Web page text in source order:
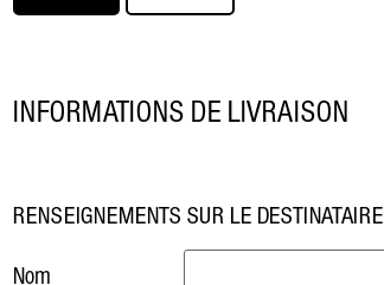
INFORMATIONS DE LIVRAISON
RENSEIGNEMENTS SUR LE DESTINATAIRE
Nom